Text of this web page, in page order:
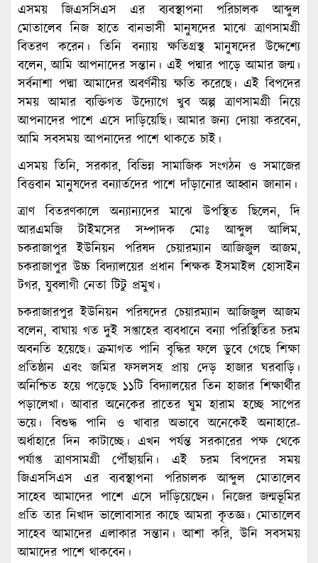
এসময় জিএসসিএস এর ব্যবস্থাপনা পরিচালক আব্দুল
মোতালেব নিজ হাতে বানভাসী মানুষদের মাঝে ত্রাণসামগ্রী
বিতরণ করেন। তিনি বন্যায় ক্ষতিগ্রস্থ মানুষদের উদ্দেশ্যে
বলেন, আমি আপনাদের সন্তান। এই পদ্মার পাড়ে আমার জন্ম।
সর্বনাশা পদ্মা আমাদের অবর্ণনীয় ক্ষতি করেছে। এই বিপদের
সময় আমার ব্যক্তিগত উদ্যোগে খুব অল্প ত্রাণসামগ্রী নিয়ে
আপনাদের পাশে এসে দাড়িয়েছি। আমার জন্য দোয়া করবেন,
আমি সবসময় আপনাদের পাশে থাকতে চাই।
এসময় তিনি, সরকার, বিভিন্ন সামাজিক সংগঠন ও সমাজের
বিত্তবান মানুষদের বন্যার্তদের পাশে দাঁড়ানোর আহ্বান জানান।
ত্রাণ বিতরণকালে অন্যান্যদের মাঝে উপস্থিত ছিলেন, দি
আরএমজি টাইমসের সম্পাদক মোঃ আব্দুল আলিম,
চকরাজাপুর ইউনিয়ন পরিষদ চেয়ারম্যান আজিজুল আজম,
চকরাজাপুর উচ্চ বিদ্যালয়ের প্রধান শিক্ষক ইসমাইল হোসাইন
টগর, যুবলাগী নেতা টিটু প্রমুখ।
চকরাজারপুর ইউনিয়ন পরিষদের চেয়ারম্যান আজিজুল আজম
বলেন, বাঘায় গত দুই সপ্তাহের ব্যবধানে বন্যা পরিস্থিতির চরম
অবনতি হয়েছে। ক্রমাগত পানি বৃদ্ধির ফলে ডুবে গেছে শিক্ষা
প্রতিষ্ঠান এবং জমির ফসলসহ প্রায় দেড় হাজার ঘরবাড়ি।
অনিশ্চিত হয়ে পড়েছে ১১টি বিদ্যালয়ের তিন হাজার শিক্ষার্থীর
পড়ালেখা। আবার অনেকের রাতের ঘুম হারাম হচ্ছে সাপের
ভয়ে। বিশুদ্ধ পানি ও খাবার অভাবে অনেকেই অনাহারে-
অর্ধাহারে দিন কাটাচ্ছে। এখন পর্যন্ত সরকারের পক্ষ থেকে
পর্যাপ্ত ত্রাণসামগ্রী পৌঁছায়নি। এই চরম বিপদের সময়
জিএসসিএস এর ব্যবস্থাপনা পরিচালক আব্দুল মোতালেব
সাহেব আমাদের পাশে এসে দাঁড়িয়েছেন। নিজের জন্মভূমির
প্রতি তার নিখাদ ভালোবাসার কাছে আমরা কৃতজ্ঞ। মোতালেব
সাহেব আমাদের এলাকার সন্তান। আশা করি, উনি সবসময়
আমাদের পাশে থাকবেন।